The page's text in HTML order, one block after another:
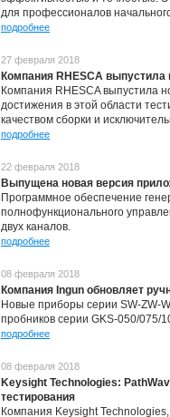
для профессионалов
подробнее
27 февраля 2018
Компания RHESCA выпустила
Компания RHESCA выпустила
достижения в этой области
качеством сборки и
подробнее
22 февраля 2018
Выпущена новая версия
Программное обеспечение
полнофункционального
двух каналов.
подробнее
08 февраля 2018
Компания Ingun обновляет
Новые приборы серии SW-ZW-
пробников серии GKS-050/075/
подробнее
08 февраля 2018
Keysight Technologies:
тестирования
Компания Keysight